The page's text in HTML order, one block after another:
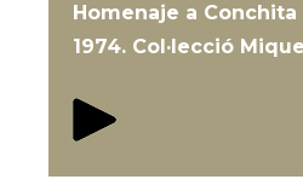
Homenaje a Conchita
1974. Col·lecció